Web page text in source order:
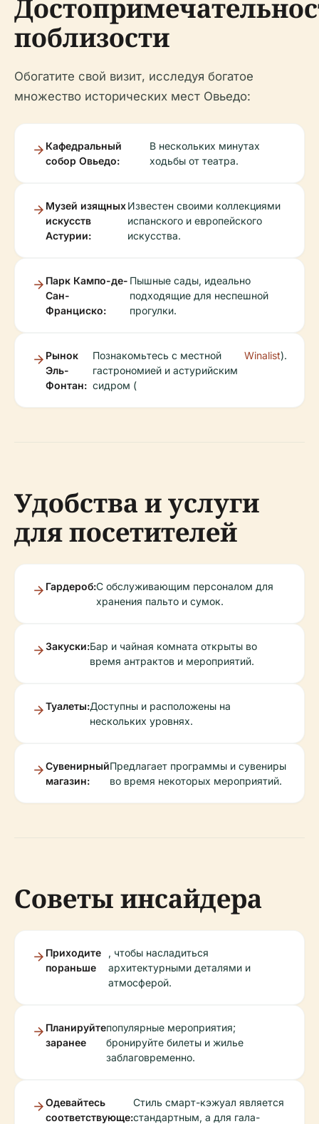
поблизости
Обогатите свой визит, исследуя богатое
множество исторических мест Овьедо:
Кафедральный
собор Овьедо:
В нескольких минутах
ходьбы от театра.
Музей изящных
искусств
Астурии:
Известен своими коллекциями
испанского и европейского
искусства.
Парк Кампо-де-
Сан-
Франциско:
Пышные сады, идеально
подходящие для неспешной
прогулки.
Рынок
Эль-
Фонтан:
Познакомьтесь с местной
гастрономией и астурийским
сидром (
Winalist).
Удобства и услуги
для посетителей
Гардероб:С обслуживающим персоналом для
хранения пальто и сумок.
Закуски:Бар и чайная комната открыты во
время антрактов и мероприятий.
Туалеты:Доступны и расположены на
нескольких уровнях.
Сувенирный
магазин:
Предлагает программы и сувениры
во время некоторых мероприятий.
Советы инсайдера
Приходите
пораньше
, чтобы насладиться
архитектурными деталями и
атмосферой.
Планируйте
заранее
популярные мероприятия;
бронируйте билеты и жилье
заблаговременно.
Одевайтесь
соответствующе:
Стиль смарт-кэжуал является
стандартным, а для гала-